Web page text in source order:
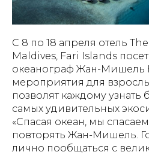
С 8 по 18 апреля отель
Maldives, Fari Islands
океанограф Жан-Мишель
мероприятия для
позволят каждому
самых удивительных
«Спасая океан, мы
повторять Жан-Мишель.
лично пообщаться с